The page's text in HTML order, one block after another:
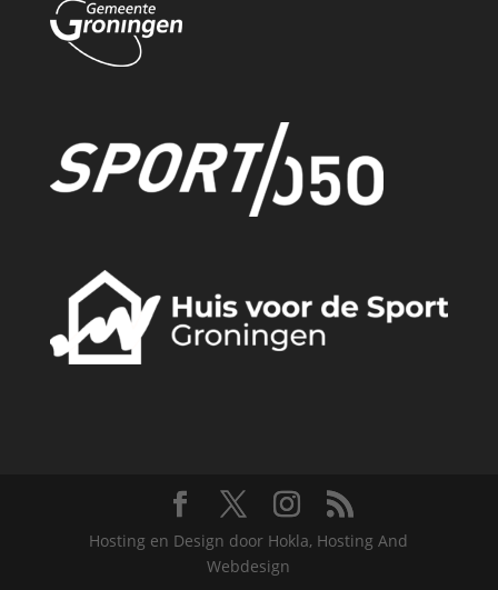
Hosting en Design door Hokla, Hosting And
Webdesign